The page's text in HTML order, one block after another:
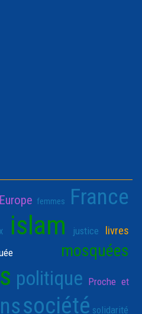
Europe femmes France
islam justice livres
mosquées
politique Proche et
société solidarité